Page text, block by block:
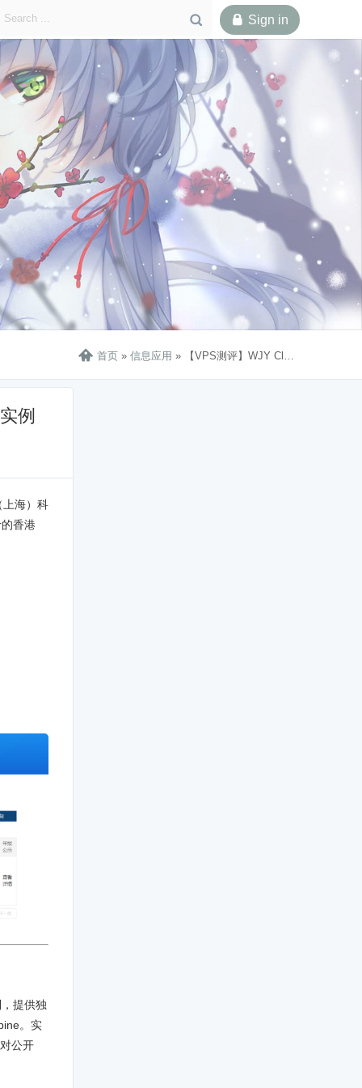
  Sign in
 首页 »信息应用 » 【VPS测评】WJY Cloud高性价比香港大带宽EPYC实例评测
例
上海）科
香港
提供独
。实
公开
一、产品概览
二、IP质量
三、网络性能
四、结语
五、附件